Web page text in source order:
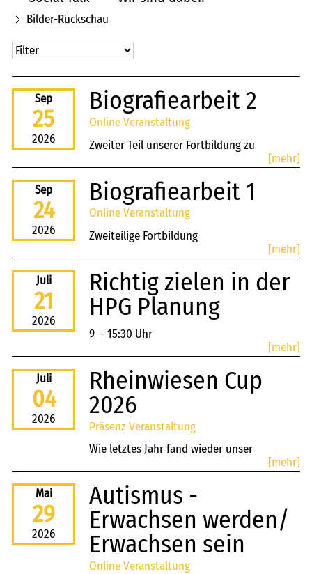
Wir sind dabei!
News
karriere
kontakt
FAIRMILIE
initiativbewerbung
Bilder-Rückschau
Sep
25
2026
Biografiearbeit 2
Online Veranstaltung
Zweiter Teil unserer Fortbildung zu
[mehr]
Sep
24
2026
Biografiearbeit 1
Online Veranstaltung
Zweiteilige Fortbildung
[mehr]
Juli
21
2026
Richtig zielen in der
HPG Planung
9 - 15:30 Uhr
[mehr]
Juli
04
2026
Rheinwiesen Cup
2026
Präsenz Veranstaltung
Wie letztes Jahr fand wieder unser
Fußballturnier an den Rheinwiesen statt.
Zusammen mit WIR und trotzdem e.V.
freuen wir uns auf all die Spieler*innen und
Zuschauer*innen die uns besuchen
gekommen sind und ganz viel Spaß
mitgebracht haben.
[mehr]
Mai
29
2026
Autismus -
Erwachsen werden/
Erwachsen sein
Online Veranstaltung